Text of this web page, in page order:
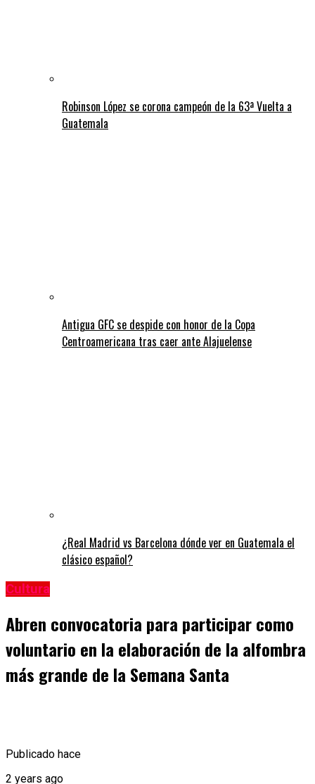
Robinson López se corona campeón de la 63ª Vuelta a
Guatemala
Antigua GFC se despide con honor de la Copa
Centroamericana tras caer ante Alajuelense
¿Real Madrid vs Barcelona dónde ver en Guatemala el
clásico español?
Cultura
Abren convocatoria para participar como
voluntario en la elaboración de la alfombra
más grande de la Semana Santa
Publicado hace
2 years ago